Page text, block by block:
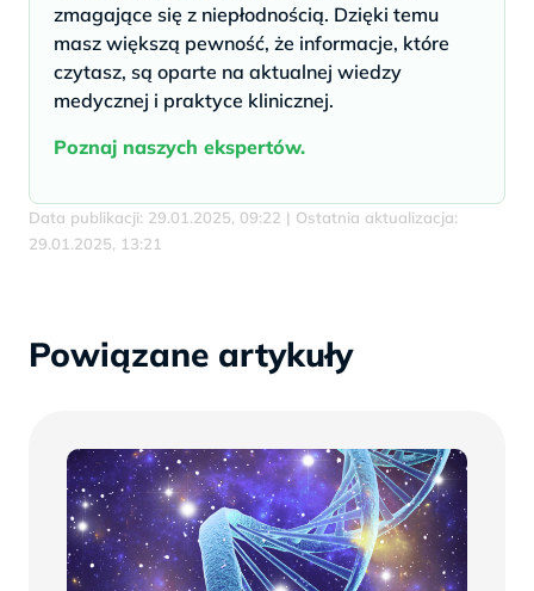
zmagające się z niepłodnością. Dzięki temu
masz większą pewność, że informacje, które
czytasz, są oparte na aktualnej wiedzy
medycznej i praktyce klinicznej.
Poznaj naszych ekspertów.
Data publikacji: 29.01.2025, 09:22 | Ostatnia aktualizacja:
29.01.2025, 13:21
Powiązane artykuły